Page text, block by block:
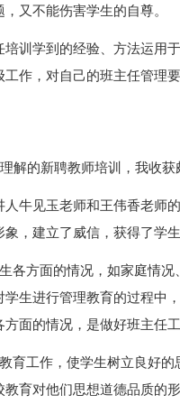
又不能伤害学生的自尊。
训学到的经验、方法运用
作，对自己的班主任管理
解的新聘教师培训，我收获
牛见玉老师和王伟香老师
，建立了威信，获得了学
各方面的情况，如家庭情
生进行管理教育的过程中
面的情况，是做好班主任工
育工作，使学生树立良好
育对他们思想道德品质的